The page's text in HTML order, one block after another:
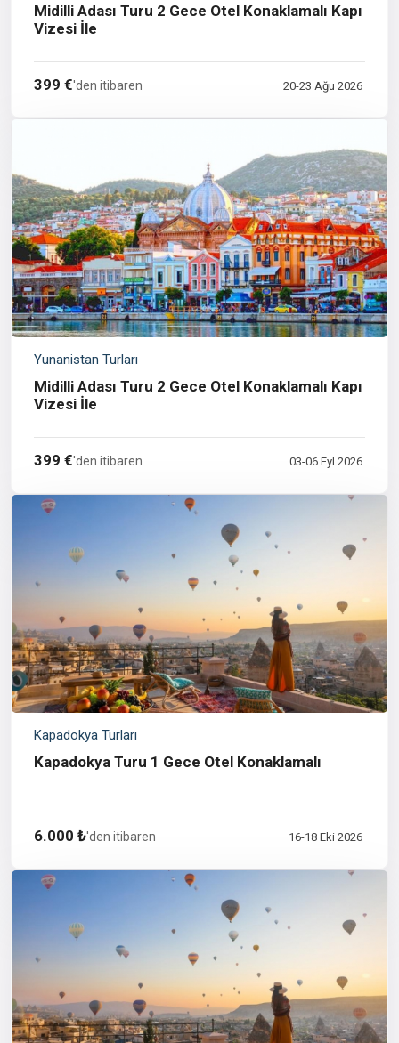
Midilli Adası Turu 2 Gece Otel Konaklamalı Kapı
Vizesi İle
399 €'den itibaren 20-23 Ağu 2026
Yunanistan Turları
Midilli Adası Turu 2 Gece Otel Konaklamalı Kapı
Vizesi İle
399 €'den itibaren 03-06 Eyl 2026
Kapadokya Turları
Kapadokya Turu 1 Gece Otel Konaklamalı
6.000 ₺'den itibaren 16-18 Eki 2026